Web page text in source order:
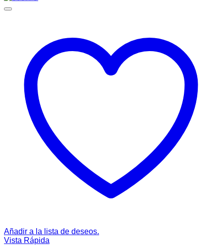
Añadir a la lista de deseos.
Vista Rápida